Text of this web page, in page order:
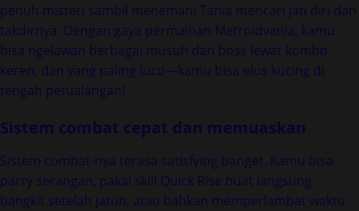
penuh misteri sambil menemani Tania mencari jati diri dan
takdirnya. Dengan gaya permainan Metroidvania, kamu
bisa ngelawan berbagai musuh dan boss lewat kombo
keren, dan yang paling lucu—kamu bisa elus kucing di
tengah petualangan!
Sistem combat cepat dan memuaskan
Sistem combat-nya terasa satisfying banget. Kamu bisa
parry serangan, pakai skill Quick Rise buat langsung
bangkit setelah jatuh, atau bahkan memperlambat waktu